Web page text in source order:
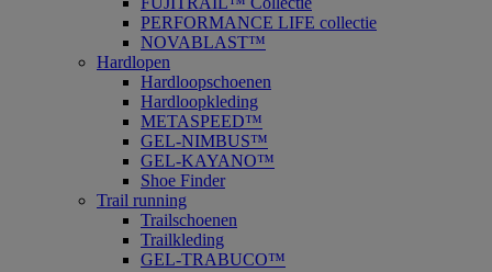
PERFORMANCE LIFE collectie
NOVABLAST™
Hardlopen
Hardloopschoenen
Hardloopkleding
METASPEED™
GEL-NIMBUS™
GEL-KAYANO™
Shoe Finder
Trail running
Trailschoenen
Trailkleding
GEL-TRABUCO™